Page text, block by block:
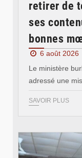
retirer de
ses
bonnes
6 août 2026
Le ministère
adressé une
SAVOIR PLUS